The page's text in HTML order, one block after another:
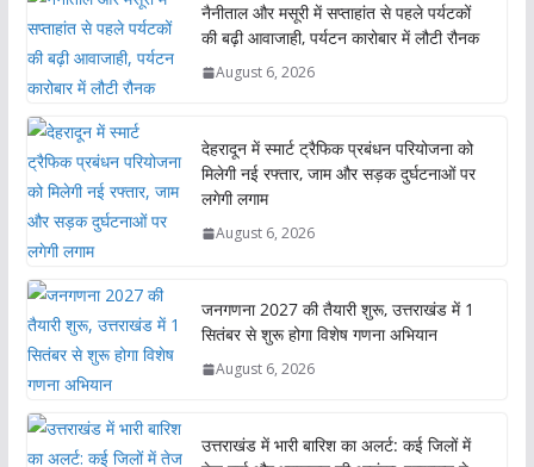
नैनीताल और मसूरी में सप्ताहांत से पहले पर्यटकों
की बढ़ी आवाजाही, पर्यटन कारोबार में लौटी रौनक
August 6, 2026
देहरादून में स्मार्ट ट्रैफिक प्रबंधन परियोजना को
मिलेगी नई रफ्तार, जाम और सड़क दुर्घटनाओं पर
लगेगी लगाम
August 6, 2026
जनगणना 2027 की तैयारी शुरू, उत्तराखंड में 1
सितंबर से शुरू होगा विशेष गणना अभियान
August 6, 2026
उत्तराखंड में भारी बारिश का अलर्ट: कई जिलों में